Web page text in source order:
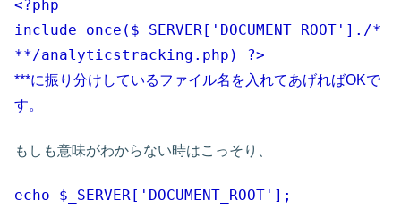
<?php
include_once($_SERVER['DOCUMENT_ROOT']./*
**/analyticstracking.php) ?>
***に振り分けしているファイル名を入れてあげればOKで
す。
もしも意味がわからない時はこっそり、
echo $_SERVER['DOCUMENT_ROOT'];